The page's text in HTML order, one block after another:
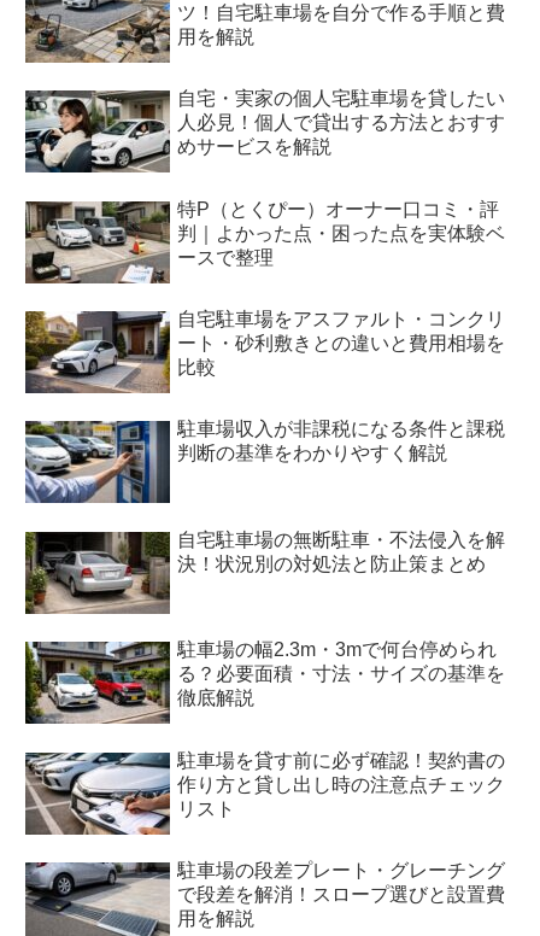
ツ！自宅駐車場を自分で作る手順と費
用を解説
自宅・実家の個人宅駐車場を貸したい
人必見！個人で貸出する方法とおすす
めサービスを解説
特P（とくぴー）オーナー口コミ・評
判｜よかった点・困った点を実体験ベ
ースで整理
自宅駐車場をアスファルト・コンクリ
ート・砂利敷きとの違いと費用相場を
比較
駐車場収入が非課税になる条件と課税
判断の基準をわかりやすく解説
自宅駐車場の無断駐車・不法侵入を解
決！状況別の対処法と防止策まとめ
駐車場の幅2.3m・3mで何台停められ
る？必要面積・寸法・サイズの基準を
徹底解説
駐車場を貸す前に必ず確認！契約書の
作り方と貸し出し時の注意点チェック
リスト
駐車場の段差プレート・グレーチング
で段差を解消！スロープ選びと設置費
用を解説